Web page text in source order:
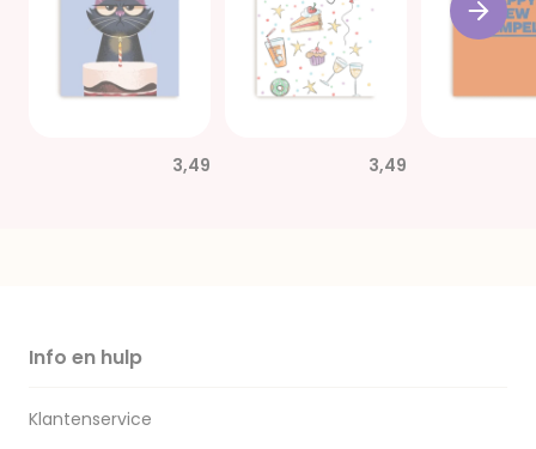
3,49 3,49
Info en hulp
Klantenservice